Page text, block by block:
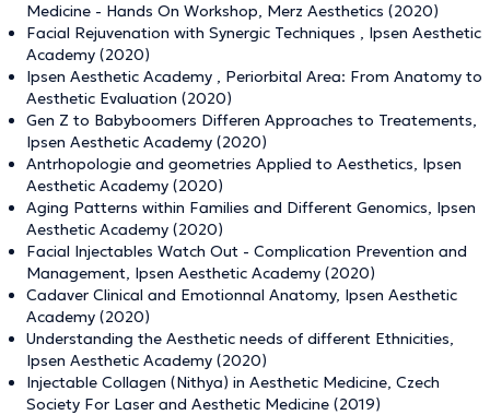
Medicine - Hands On Workshop, Merz Aesthetics (2020)
Facial Rejuvenation with Synergic Techniques , Ipsen Aesthetic
Academy (2020)
Ipsen Aesthetic Academy , Periorbital Area: From Anatomy to
Aesthetic Evaluation (2020)
Gen Z to Babyboomers Differen Approaches to Treatements,
Ipsen Aesthetic Academy (2020)
Antrhopologie and geometries Applied to Aesthetics, Ipsen
Aesthetic Academy (2020)
Aging Patterns within Families and Different Genomics, Ipsen
Aesthetic Academy (2020)
Facial Injectables Watch Out - Complication Prevention and
Management, Ipsen Aesthetic Academy (2020)
Cadaver Clinical and Emotionnal Anatomy, Ipsen Aesthetic
Academy (2020)
Understanding the Aesthetic needs of different Ethnicities,
Ipsen Aesthetic Academy (2020)
Injectable Collagen (Nithya) in Aesthetic Medicine, Czech
Society For Laser and Aesthetic Medicine (2019)